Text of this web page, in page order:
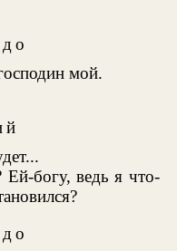
мой.
Ей-богу, ведь я что-